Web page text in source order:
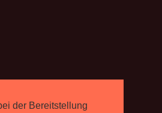
der Bereitstellung